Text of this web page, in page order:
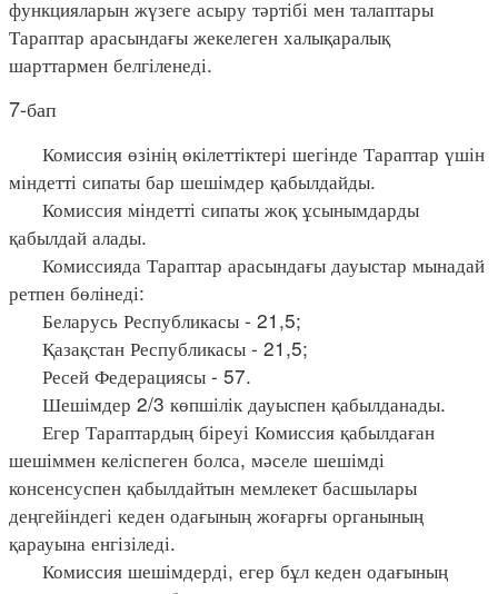
функцияларын жүзеге асыру тәртібі мен талаптары
Тараптар арасындағы жекелеген халықаралық
шарттармен белгіленеді.
7-бап
Комиссия өзінің өкілеттіктері шегінде Тараптар үшін
міндетті сипаты бар шешімдер қабылдайды.
Комиссия міндетті сипаты жоқ ұсынымдарды
қабылдай алады.
Комиссияда Тараптар арасындағы дауыстар мынадай
ретпен бөлінеді:
Беларусь Республикасы - 21,5;
Қазақстан Республикасы - 21,5;
Ресей Федерациясы - 57.
Шешімдер 2/3 көпшілік дауыспен қабылданады.
Егер Тараптардың біреуі Комиссия қабылдаған
шешіммен келіспеген болса, мәселе шешімді
консенсуспен қабылдайтын мемлекет басшылары
деңгейіндегі кеден одағының жоғарғы органының
қарауына енгізіледі.
Комиссия шешімдерді, егер бұл кеден одағының